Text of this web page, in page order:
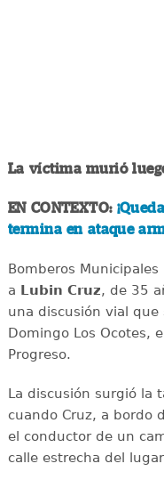
La víctima murió
EN CONTEXTO:
termina en ataque
Bomberos
a Lubin Cruz, de 35
una discusión vial que
Domingo Los Ocotes,
Progreso.
La discusión surgió la
cuando Cruz, a bordo
el conductor de un
calle estrecha del